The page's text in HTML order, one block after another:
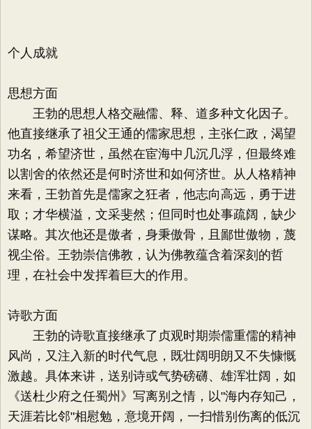
个人成就
思想方面
王勃的思想人格交融儒、释、道多种文化因子。
他直接继承了祖父王通的儒家思想，主张仁政，渴望
功名，希望济世，虽然在宦海中几沉几浮，但最终难
以割舍的依然还是何时济世和如何济世。从人格精神
来看，王勃首先是儒家之狂者，他志向高远，勇于进
取；才华横溢，文采斐然；但同时也处事疏阔，缺少
谋略。其次他还是傲者，身秉傲骨，且鄙世傲物，蔑
视尘俗。王勃崇信佛教，认为佛教蕴含着深刻的哲
理，在社会中发挥着巨大的作用。
诗歌方面
王勃的诗歌直接继承了贞观时期崇儒重儒的精神
风尚，又注入新的时代气息，既壮阔明朗又不失慷慨
激越。具体来讲，送别诗或气势磅礴、雄浑壮阔，如
《送杜少府之任蜀州》写离别之情，以"海内存知己，
天涯若比邻"相慰勉，意境开阔，一扫惜别伤离的低沉